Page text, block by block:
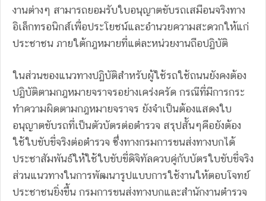
งานต่างๆ สามารถยอมรับใบอนุญาตขับรถเสมือนจริงทาง
อิเล็กทรอนิกส์เพื่อประโยชน์และอำนวยความสะดวกให้แก่
ประชาชน ภายใต้กฎหมายที่แต่ละหน่วยงานถือปฏิบัติ
ในส่วนของแนวทางปฏิบัติสำหรับผู้ใช้รถใช้ถนนยังคงต้อง
ปฏิบัติตามกฎหมายจราจรอย่างเคร่งครัด กรณีที่มีการกระ
ทำความผิดตามกฎหมายจราจร ยังจำเป็นต้องแสดงใบ
อนุญาตขับรถที่เป็นตัวบัตรต่อตำรวจ สรุปสั้นๆคือยังต้อง
ใช้ใบขับขี่จริงต่อตำรวจ ซึ่งทางกรมการขนส่งทางบกได้
ประชาสัมพันธ์ให้ใช้ใบขับขี่ดิจิทัลควบคู่กับบัตรใบขับขี่จริง
ส่วนแนวทางในการพัฒนารูปแบบการใช้งานให้ตอบโจทย์
ประชาชนยิ่งขึ้น กรมการขนส่งทางบกและสำนักงานตำรวจ